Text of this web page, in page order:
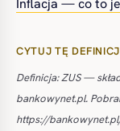
Inflacja — co to
CYTUJ TĘ
Definicja: ZUS —
bankowynet.pl.
https://